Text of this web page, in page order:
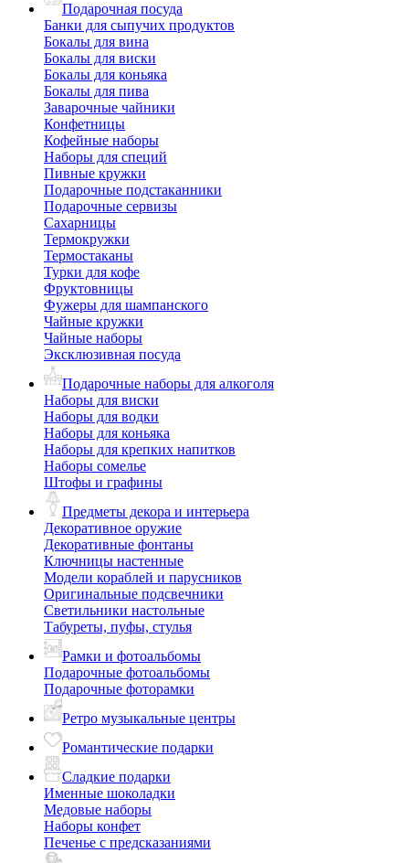
Подарочная посуда
Банки для сыпучих продуктов
Бокалы для вина
Бокалы для виски
Бокалы для коньяка
Бокалы для пива
Заварочные чайники
Конфетницы
Кофейные наборы
Наборы для специй
Пивные кружки
Подарочные подстаканники
Подарочные сервизы
Сахарницы
Термокружки
Термостаканы
Турки для кофе
Фруктовницы
Фужеры для шампанского
Чайные кружки
Чайные наборы
Эксклюзивная посуда
Подарочные наборы для алкоголя
Наборы для виски
Наборы для водки
Наборы для коньяка
Наборы для крепких напитков
Наборы сомелье
Штофы и графины
Предметы декора и интерьера
Декоративное оружие
Декоративные фонтаны
Ключницы настенные
Модели кораблей и парусников
Оригинальные подсвечники
Светильники настольные
Табуреты, пуфы, стулья
Рамки и фотоальбомы
Подарочные фотоальбомы
Подарочные фоторамки
Ретро музыкальные центры
Романтические подарки
Сладкие подарки
Именные шоколадки
Медовые наборы
Наборы конфет
Печенье с предсказаниями